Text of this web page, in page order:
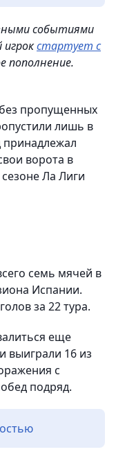
событиями
стартует с
пополнение.
пропущенных
лишь в
принадлежал
ворота в
Ла Лиги
семь мячей в
Испании.
за 22 тура.
еще
выиграли 16 из
с
подряд.